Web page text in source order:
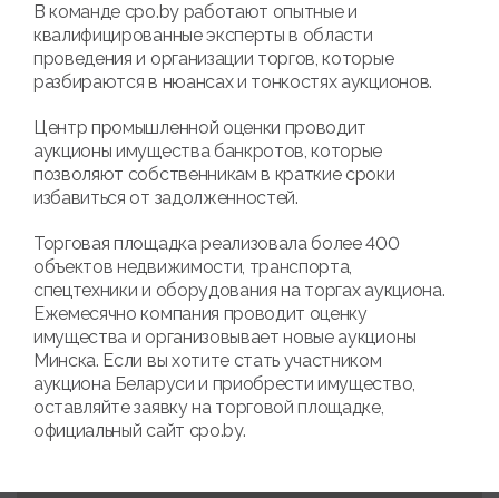
В команде cpo.by работают опытные и
квалифицированные эксперты в области
проведения и организации торгов, которые
разбираются в нюансах и тонкостях аукционов.
Центр промышленной оценки проводит
аукционы имущества банкротов, которые
позволяют собственникам в краткие сроки
избавиться от задолженностей.
Торговая площадка реализовала более 400
объектов недвижимости, транспорта,
спецтехники и оборудования на торгах аукциона.
Ежемесячно компания проводит оценку
имущества и организовывает новые аукционы
Минска. Если вы хотите стать участником
аукциона Беларуси и приобрести имущество,
оставляйте заявку на торговой площадке,
официальный сайт cpo.by.